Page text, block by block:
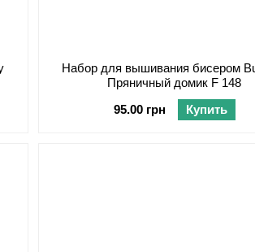
Набор для вышивания бисером
Пряничный домик F 148
95.00 грн
Купить